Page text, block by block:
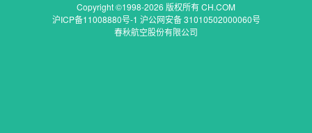
Copyright ©1998-2026 版权所有 CH.COM
沪ICP备11008880号-1 沪公网安备 31010502000060号
春秋航空股份有限公司